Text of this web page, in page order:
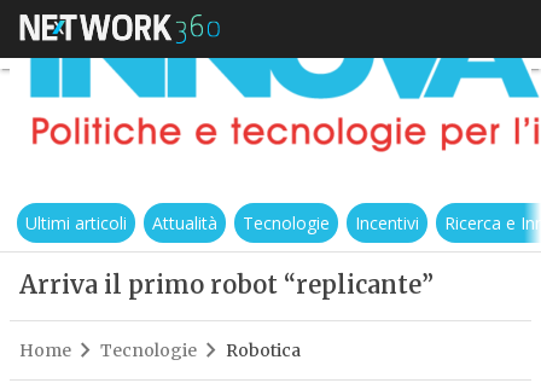
Ultimi articoli Attualità Tecnologie Incentivi Ricerca e
Arriva il primo robot “replicante”
Home Tecnologie Robotica